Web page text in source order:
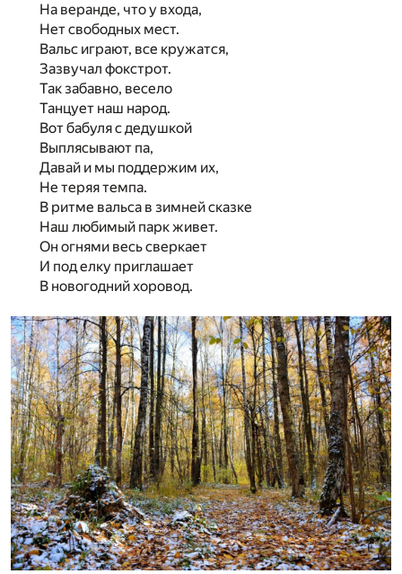
На веранде, что у входа,
Нет свободных мест.
Вальс играют, все кружатся,
Зазвучал фокстрот.
Так забавно, весело
Танцует наш народ.
Вот бабуля с дедушкой
Выплясывают па,
Давай и мы поддержим их,
Не теряя темпа.
В ритме вальса в зимней сказке
Наш любимый парк живет.
Он огнями весь сверкает
И под елку приглашает
В новогодний хоровод.